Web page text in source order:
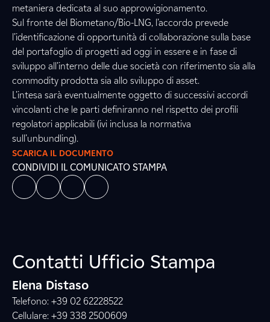
metaniera dedicata al suo approvvigionamento.
Sul fronte del Biometano/Bio-LNG, l’accordo prevede
l’identificazione di opportunità di collaborazione sulla base
del portafoglio di progetti ad oggi in essere e in fase di
sviluppo all’interno delle due società con riferimento sia alla
commodity prodotta sia allo sviluppo di asset.
L’intesa sarà eventualmente oggetto di successivi accordi
vincolanti che le parti definiranno nel rispetto dei profili
regolatori applicabili (ivi inclusa la normativa
sull’unbundling).
SCARICA IL DOCUMENTO
CONDIVIDI IL COMUNICATO STAMPA
Contatti Ufficio Stampa
Elena Distaso
Telefono: +39 02 62228522
Cellulare: +39 338 2500609